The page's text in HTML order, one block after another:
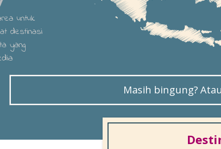
untuk
destinasi
yang
Masih bingung?